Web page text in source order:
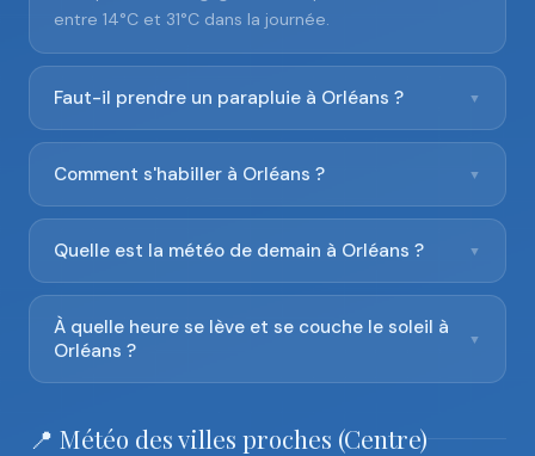
entre 14°C et 31°C dans la journée.
Faut-il prendre un parapluie à Orléans ? ▼
Comment s'habiller à Orléans ? ▼
Quelle est la météo de demain à Orléans ? ▼
À quelle heure se lève et se couche le soleil à
Orléans ?
▼
📍 Météo des villes proches (Centre)